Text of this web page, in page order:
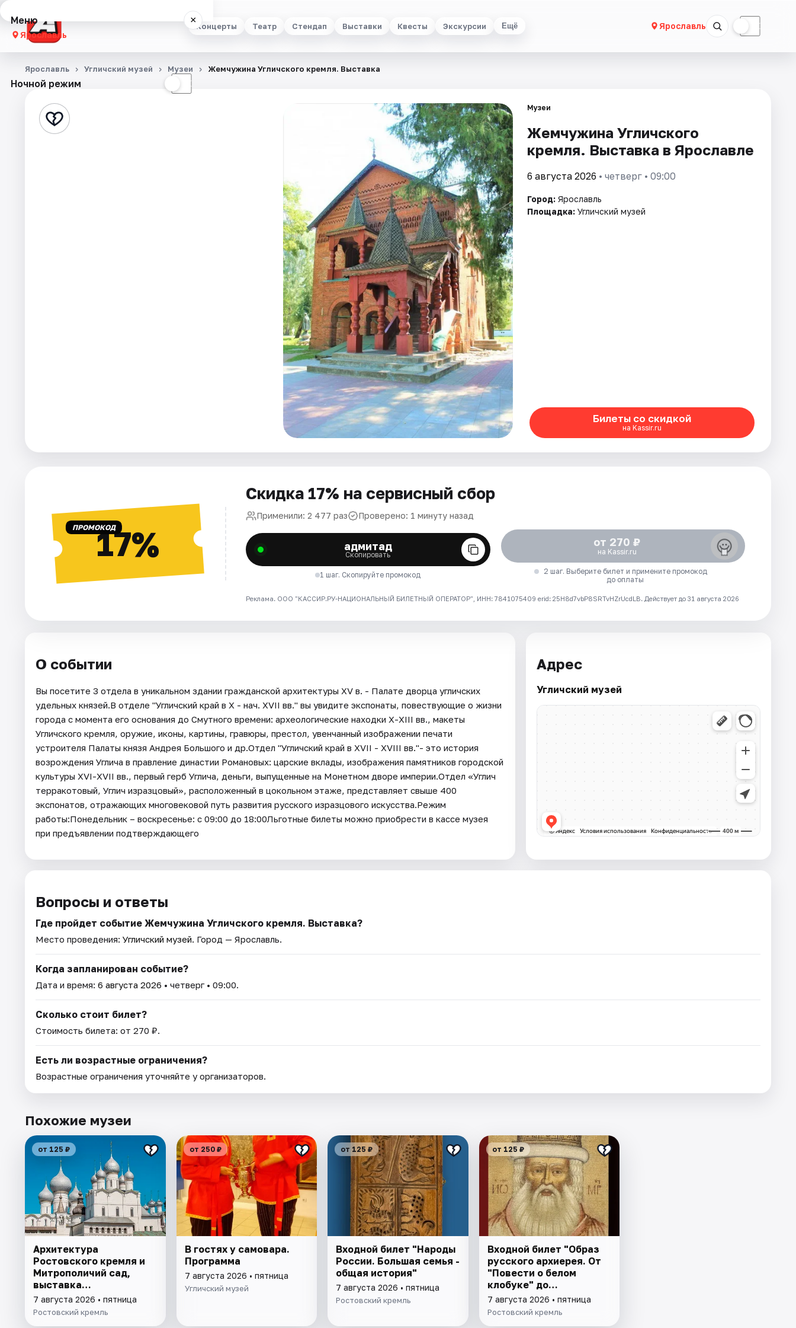
Концерты Театр Стендап Выставки Квесты Экскурсии Ещё Ярославль ☾
Меню ×
Ярославль
Концерты
Стендап
Ночной режим ☾
Ярославль Угличский музей Музеи Жемчужина Угличского кремля. Выставка
Музеи
Жемчужина Угличского
кремля. Выставка в Ярославле
6 августа 2026 • четверг • 09:00
Город: Ярославль
Площадка: Угличский музей
Билеты со скидкой
на Kassir.ru
ПРОМОКОД17%
Скидка 17% на сервисный сбор
Применили: 2 477 раз Проверено: 1 минуту назад
адмитад
Скопировать
1 шаг. Скопируйте промокод
от 270 ₽
на Kassir.ru
2 шаг. Выберите билет и примените промокод
до оплаты
Реклама. ООО "КАССИР.РУ-НАЦИОНАЛЬНЫЙ БИЛЕТНЫЙ ОПЕРАТОР", ИНН: 7841075409 erid: 25H8d7vbP8SRTvHZrUcdLB. Действует до 31 августа 2026
О событии
Вы посетите 3 отдела в уникальном здании гражданской архитектуры XV в. - Палате дворца угличских
удельных князей.В отделе "Угличский край в X - нач. XVII вв." вы увидите экспонаты, повествующие о жизни
города с момента его основания до Смутного времени: археологические находки X-XIII вв., макеты
Угличского кремля, оружие, иконы, картины, гравюры, престол, увенчанный изображении печати
устроителя Палаты князя Андрея Большого и др.Отдел "Угличский край в XVII - XVIII вв."- это история
возрождения Углича в правление династии Романовых: царские вклады, изображения памятников городской
культуры XVI-XVII вв., первый герб Углича, деньги, выпущенные на Монетном дворе империи.Отдел «Углич
терракотовый, Углич изразцовый», расположенный в цокольном этаже, представляет свыше 400
экспонатов, отражающих многовековой путь развития русского изразцового искусства.Режим
работы:Понедельник – воскресенье: с 09:00 до 18:00Льготные билеты можно приобрести в кассе музея
при предъявлении подтверждающего
Адрес
Угличский музей
Вопросы и ответы
Где пройдет событие Жемчужина Угличского кремля. Выставка?
Место проведения: Угличский музей. Город — Ярославль.
Когда запланирован событие?
Дата и время: 6 августа 2026 • четверг • 09:00.
Сколько стоит билет?
Стоимость билета: от 270 ₽.
Есть ли возрастные ограничения?
Возрастные ограничения уточняйте у организаторов.
Похожие музеи
от 125 ₽
Архитектура
Ростовского кремля и
Митрополичий сад,
выставка
"Митрополичье
варенье"
7 августа 2026 • пятница
Ростовский кремль
от 250 ₽
В гостях у самовара.
Программа
7 августа 2026 • пятница
Угличский музей
от 125 ₽
Входной билет "Народы
России. Большая семья -
общая история"
7 августа 2026 • пятница
Ростовский кремль
от 125 ₽
Входной билет "Образ
русского архиерея. От
"Повести о белом
клобуке" до
восстановления
патриаршества"
7 августа 2026 • пятница
Ростовский кремль